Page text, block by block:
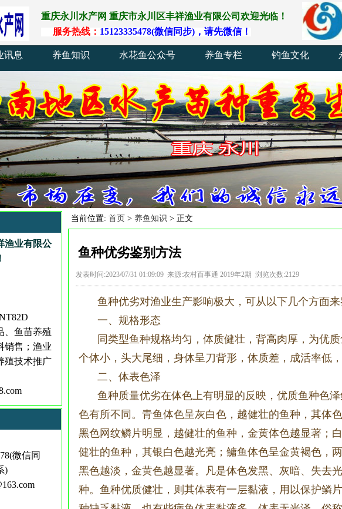
讯息 养鱼知识 水花鱼公众号 养鱼专栏 钓鱼文化
重庆永川水产网 重庆市永川 区丰祥渔业有限公司 欢迎光临！
服务热线： 15123335478(微信同步)， 请先微信！
渔业有限公
、鱼苗养殖
销售；渔业
殖技术推广
微信同
)
当前位置: 首页 > 养鱼知识 > 正文
鱼种优劣鉴别方法
发表时间:2023/07/31 01:09:09 来源:农村百事通 2019年2期 浏览次数:2129
鱼种优劣对渔业生产影响极大，可从以下几个方面来
一、规格形态
同类型鱼种规格均匀，体质健壮，背高肉厚，为优
个体小，头大尾细，身体呈刀背形，体质差，成活率低，
二、体表色泽
鱼种质量优劣在体色上有明显的反映，优质鱼种色
色有所不同。青鱼体色呈灰白色，越健壮的鱼种，其体
黑色网纹鳞片明显，越健壮的鱼种，金黄体色越显著；
健壮的鱼种，其银白色越光亮；鳙鱼体色呈金黄褐色，
黑色越淡，金黄色越显著。凡是体色发黑、灰暗、失去
种。鱼种优质健壮，则其体表有一层黏液，用以保护鳞